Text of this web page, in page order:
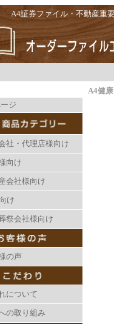
A4証券ファイル・不動産重
ジ
社・代理店様向け
向け
会社様向け
け
祭会社様向け
の声
について
の取り組み
A4健